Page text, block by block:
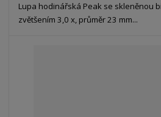
Lupa hodinářská Peak se skleněnou
zvětšením 3,0 x, průměr 23 mm...